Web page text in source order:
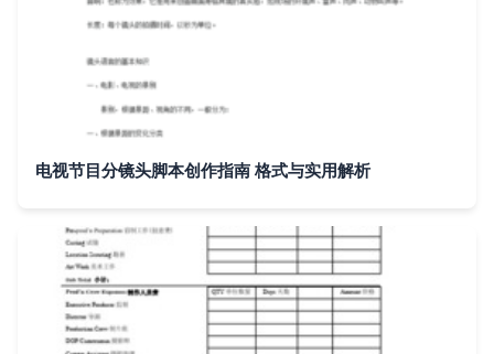
电视节目分镜头脚本创作指南 格式与实用解析